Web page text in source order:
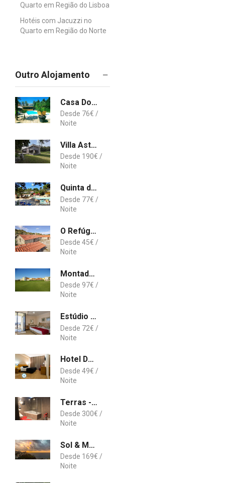
Quarto em Região do Lisboa
Hotéis com Jacuzzi no
Quarto em Região do Norte
Outro Alojamento
Casa Do Prado Guesthouse
76€
Villa Astrolabio Refugio
190€
Quinta das Cantigas with 2 heated pools
77€
O Refúgio da Serra do Caramulo
45€
Montado Hotel & Golf Resort
97€
Estúdio vista mar triplo
72€
Hotel Durao
49€
Terras - Agroturismo & Vinhos
300€
Sol & Mar Camara de Lobos
169€